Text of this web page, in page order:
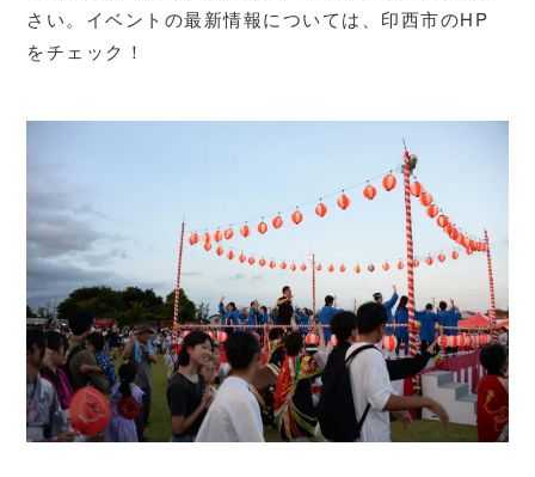
さい。イベントの最新情報については、印西市のHP
をチェック！